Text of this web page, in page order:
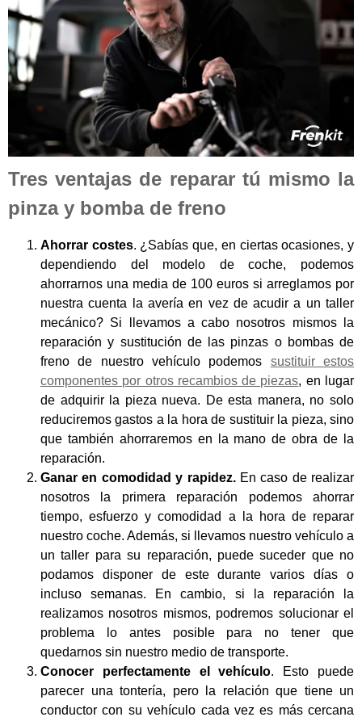
Tres ventajas de reparar tú mismo la
pinza y bomba de freno
Ahorrar costes. ¿Sabías que, en ciertas ocasiones, y
dependiendo del modelo de coche, podemos
ahorrarnos una media de 100 euros si arreglamos por
nuestra cuenta la avería en vez de acudir a un taller
mecánico? Si llevamos a cabo nosotros mismos la
reparación y sustitución de las pinzas o bombas de
freno de nuestro vehículo podemos sustituir estos
componentes por otros recambios de piezas, en lugar
de adquirir la pieza nueva. De esta manera, no solo
reduciremos gastos a la hora de sustituir la pieza, sino
que también ahorraremos en la mano de obra de la
reparación.
Ganar en comodidad y rapidez.En caso de realizar
nosotros la primera reparación podemos ahorrar
tiempo, esfuerzo y comodidad a la hora de reparar
nuestro coche. Además, si llevamos nuestro vehículo a
un taller para su reparación, puede suceder que no
podamos disponer de este durante varios días o
incluso semanas. En cambio, si la reparación la
realizamos nosotros mismos, podremos solucionar el
problema lo antes posible para no tener que
quedarnos sin nuestro medio de transporte.
Conocer perfectamente el vehículo. Esto puede
parecer una tontería, pero la relación que tiene un
conductor con su vehículo cada vez es más cercana